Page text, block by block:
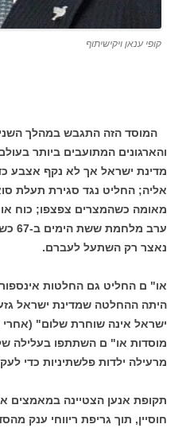
קופי ענאן ויקישיתוף
המוסד הזה התגבש במהלך
והארגונים המתועבים ביותר
מדינת ישראל אך לא נקף אצבע
אליה; החליט נגד סגירת תעלת
מאומה כשהמצרים צפצפו; כוח
ערב
נאצר רק השתעל לעברם.
או" ם החליט גם החלטות
היתה ההחלטה שמדינת ישראל
ישראל אינה שוחרת שלום" (אחרי
מוסדות או" ם השתתפו בעלילה
מרעילה ילדות פלשתיניות כדי
תקופת אנען הצטיינה במאמצים
חוסיין, תוך גריפת ריווחי ענק